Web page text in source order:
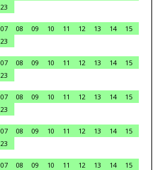
23
07 08 09 10 11 12 13 14
15
23
07 08 09 10 11 12 13 14
15
23
07 08 09 10 11 12 13 14
15
23
07 08 09 10 11 12 13 14
15
23
07 08 09 10 11 12 13 14
15